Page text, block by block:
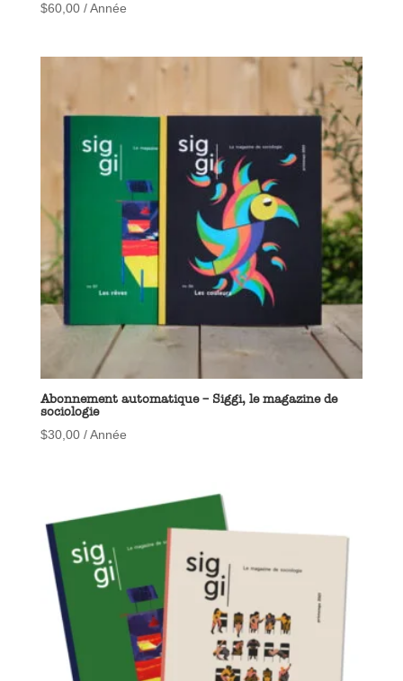
$60,00/ Année
Abonnement automatique – Siggi, le magazine de
sociologie
$30,00/ Année